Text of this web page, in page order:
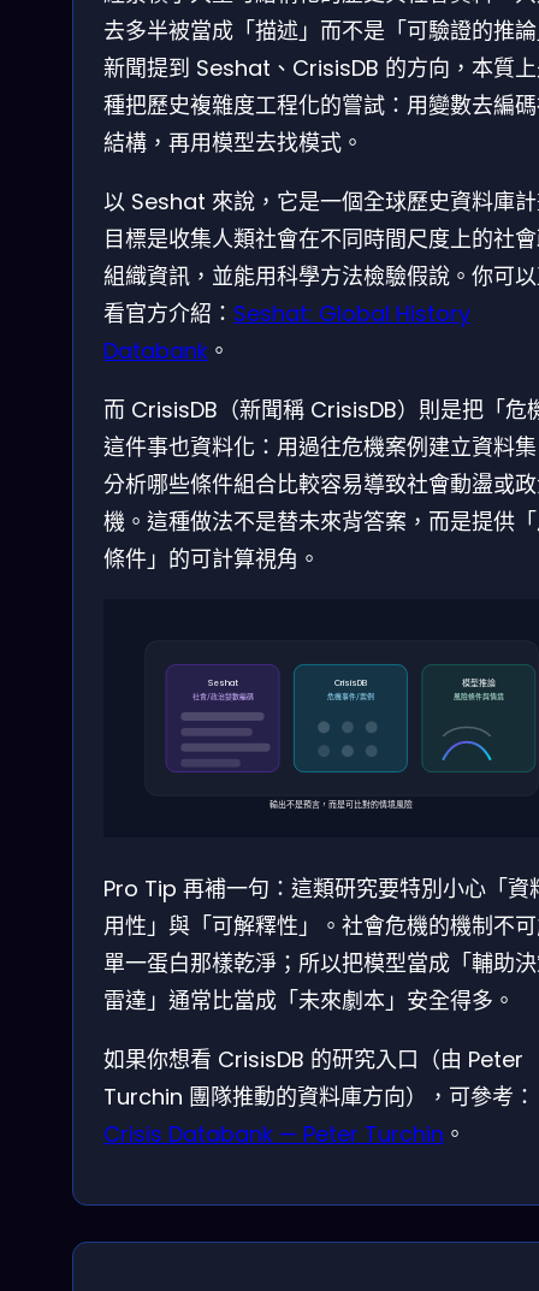
去多半被當成「描述」而不是「可驗證的推
新聞提到 Seshat、CrisisDB 的方向，本質
種把歷史複雜度工程化的嘗試：用變數去編
結構，再用模型去找模式。
以 Seshat 來說，它是一個全球歷史資料庫
目標是收集人類社會在不同時間尺度上的社
組織資訊，並能用科學方法檢驗假說。你可
看官方介紹： Seshat: Global History
Databank 。
而 CrisisDB（新聞稱 CrisisDB）則是把「危
這件事也資料化：用過往危機案例建立資料
分析哪些條件組合比較容易導致社會動盪或
機。這種做法不是替未來背答案，而是提供
條件」的可計算視角。
Seshat
社會/政治變數編碼
CrisisDB
危機事件/案例
模型推論
風險條件與情境
輸出不是預言，而是可比對的情境風險
Pro Tip 再補一句：這類研究要特別小心「資
用性」與「可解釋性」。社會危機的機制不
單一蛋白那樣乾淨；所以把模型當成「輔助
雷達」通常比當成「未來劇本」安全得多。
如果你想看 CrisisDB 的研究入口（由 Peter
Turchin 團隊推動的資料庫方向），可參考：
Crisis Databank — Peter Turchin 。